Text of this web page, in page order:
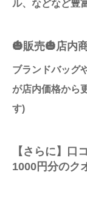
ル、などなど豊
🎃販売🎃店内
ブランドバッグ
が店内価格から
す)
【さらに】口
1000円分のク